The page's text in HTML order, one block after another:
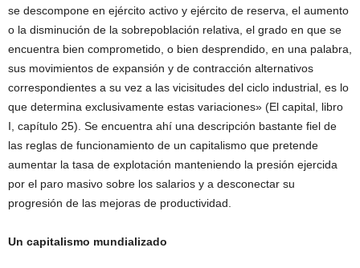
se descompone en ejército activo y ejército de reserva, el aumento
o la disminución de la sobrepoblación relativa, el grado en que se
encuentra bien comprometido, o bien desprendido, en una palabra,
sus movimientos de expansión y de contracción alternativos
correspondientes a su vez a las vicisitudes del ciclo industrial, es lo
que determina exclusivamente estas variaciones» (El capital, libro
I, capítulo 25). Se encuentra ahí una descripción bastante fiel de
las reglas de funcionamiento de un capitalismo que pretende
aumentar la tasa de explotación manteniendo la presión ejercida
por el paro masivo sobre los salarios y a desconectar su
progresión de las mejoras de productividad.
Un capitalismo mundializado